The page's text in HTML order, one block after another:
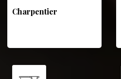
Charpentier